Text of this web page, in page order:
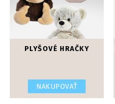
PLYŠOVÉ HRAČKY
NAKUPOVAŤ